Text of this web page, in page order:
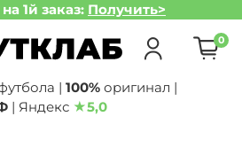
1й заказ: Получить>
0
| 100% оригинал |
| Яндекс ★5,0